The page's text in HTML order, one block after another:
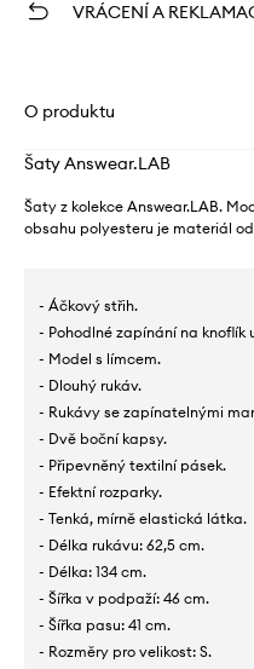
VRÁCENÍ A
O produktu
Šaty Answear.LAB
Šaty z kolekce Answear.LAB.
obsahu polyesteru je materiál
- Áčkový střih.
- Pohodlné zapínání na knoflík
- Model s límcem.
- Dlouhý rukáv.
- Rukávy se zapínatelnými
- Dvě boční kapsy.
- Připevněný textilní pásek.
- Efektní rozparky.
- Tenká, mírně elastická látka.
- Délka rukávu: 62,5 cm.
- Délka: 134 cm.
- Šířka v podpaží: 46 cm.
- Šířka pasu: 41 cm.
- Rozměry pro velikost: S.